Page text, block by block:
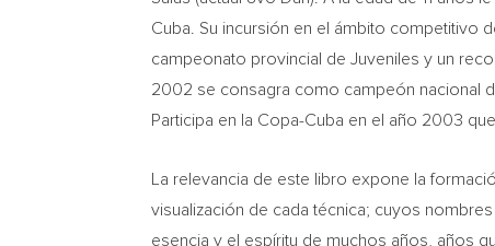
Cuba . Su incursión en el ámbito competitivo
campeonato provincial de Juveniles y un
2002 se consagra como campeón nacional
Participa en la Copa-Cuba en el año 2003
La relevancia de este libro expone la
visualización de cada técnica; cuyos
esencia y el espíritu de muchos años, años